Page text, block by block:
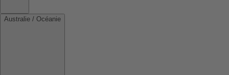
Australie / Océanie